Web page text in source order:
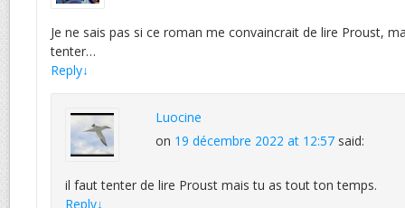
Je ne sais pas si ce roman me convaincrait de lire Proust,
tenter…
Reply↓
Luocine
on 19 décembre 2022 at 12:57 said:
il faut tenter de lire Proust mais tu as tout ton temps.
Reply↓